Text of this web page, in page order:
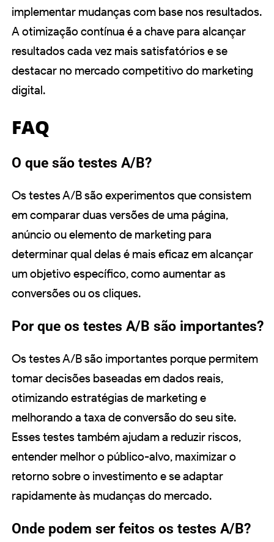
implementar mudanças com base nos resultados.
A otimização contínua é a chave para alcançar
resultados cada vez mais satisfatórios e se
destacar no mercado competitivo do marketing
digital.
FAQ
O que são testes A/B?
Os testes A/B são experimentos que consistem
em comparar duas versões de uma página,
anúncio ou elemento de marketing para
determinar qual delas é mais eficaz em alcançar
um objetivo específico, como aumentar as
conversões ou os cliques.
Por que os testes A/B são importantes?
Os testes A/B são importantes porque permitem
tomar decisões baseadas em dados reais,
otimizando estratégias de marketing e
melhorando a taxa de conversão do seu site.
Esses testes também ajudam a reduzir riscos,
entender melhor o público-alvo, maximizar o
retorno sobre o investimento e se adaptar
rapidamente às mudanças do mercado.
Onde podem ser feitos os testes A/B?